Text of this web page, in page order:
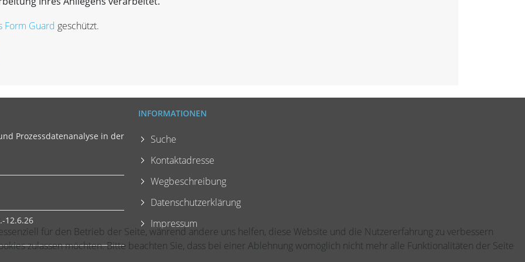
Form Guard geschützt.
Prozessdatenanalyse in der
12.6.26
INFORMATIONEN
Suche
Kontaktadresse
Wegbeschreibung
Datenschutzerklärung
Impressum
für den Betrieb der Seite, während andere uns helfen, diese Website und die Nutzererfahrung zu verbessern
zulassen möchten. Bitte beachten Sie, dass bei einer Ablehnung womöglich nicht mehr alle Funktionalitäten der Seite